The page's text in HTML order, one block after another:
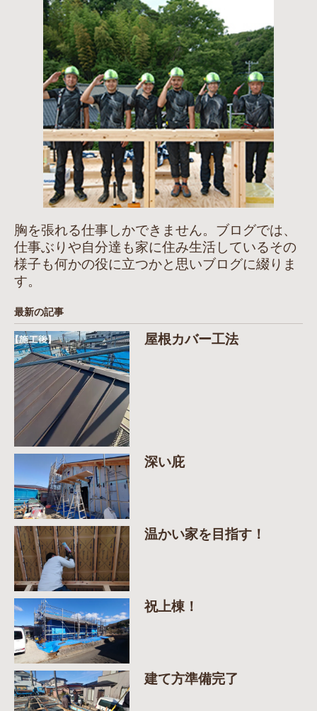
胸を張れる仕事しかできません。ブログでは、
仕事ぶりや自分達も家に住み生活しているその
様子も何かの役に立つかと思いブログに綴りま
す。
最新の記事
屋根カバー工法
深い庇
温かい家を目指す！
祝上棟！
建て方準備完了